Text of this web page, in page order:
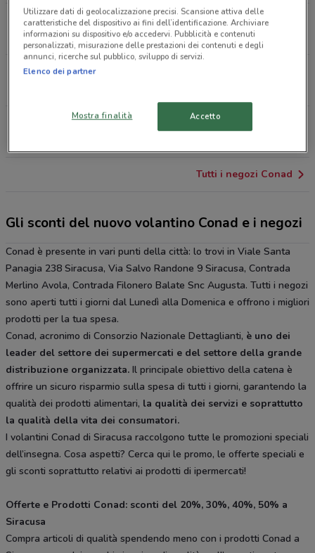
Via Salvo Randone 9 Siracusa
3.9 km
APERTO
Contrada Merlino Avola
Contrada Filonero Balate Snc Augusta
Tutti i negozi Conad
Gli sconti del nuovo volantino Conad e i negozi
Conad è presente in vari punti della città: lo trovi in Viale Santa
Panagia 238 Siracusa, Via Salvo Randone 9 Siracusa, Contrada
Merlino Avola, Contrada Filonero Balate Snc Augusta. Tutti i negozi
sono aperti tutti i giorni dal Lunedì alla Domenica e offrono i migliori
prodotti per la tua spesa.
Conad, acronimo di Consorzio Nazionale Dettaglianti, è uno dei
leader del settore dei supermercati e del settore della grande
distribuzione organizzata. Il principale obiettivo della catena è
offrire un sicuro risparmio sulla spesa di tutti i giorni, garantendo la
qualità dei prodotti alimentari, la qualità dei servizi e soprattutto
la qualità della vita dei consumatori.
I volantini Conad di Siracusa raccolgono tutte le promozioni speciali
dell’insegna. Cosa aspetti? Cerca qui le promo, le offerte speciali e
gli sconti soprattutto relativi ai prodotti di ipermercati!
Offerte e Prodotti Conad: sconti del 20%, 30%, 40%, 50% a
Siracusa
Compra articoli di qualità spendendo meno con i prodotti Conad a
Utilizzare dati di geolocalizzazione precisi. Scansione attiva delle
caratteristiche del dispositivo ai fini dell’identificazione. Archiviare
informazioni su dispositivo e/o accedervi. Pubblicità e contenuti
personalizzati, misurazione delle prestazioni dei contenuti e degli
annunci, ricerche sul pubblico, sviluppo di servizi.
Elenco dei partner
Mostra finalità Accetto